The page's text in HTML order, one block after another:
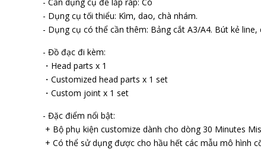
- Dụng cụ tối thiểu: Kìm, dao, chà nhám.
- Dụng cụ có thể cần thêm: Bảng cắt A3/A4. Bút kẻ
- Đồ đạc đi kèm:
・Head parts x 1
・Customized head parts x 1 set
・Custom joint x 1 set
- Đặc điểm nổi bật:
+ Bộ phụ kiện customize dành cho dòng 30 Minutes
+ Có thể sử dụng được cho hầu hết các mẫu mô hình